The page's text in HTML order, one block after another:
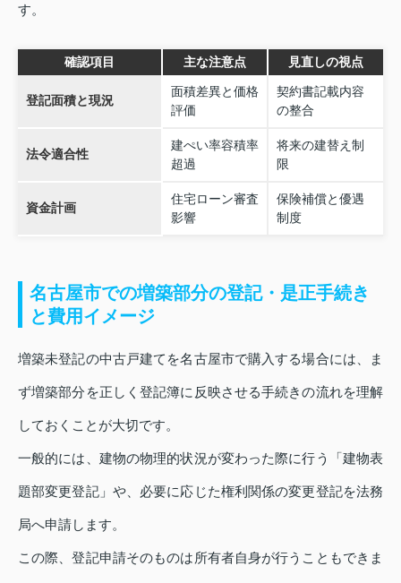
す。
確認項目 主な注意点 見直しの視点
登記面積と現況
面積差異と価格
評価
契約書記載内容
の整合
法令適合性
建ぺい率容積率
超過
将来の建替え制
限
資金計画
住宅ローン審査
影響
保険補償と優遇
制度
名古屋市での増築部分の登記・是正手続き
と費用イメージ
増築未登記の中古戸建てを名古屋市で購入する場合には、ま
ず増築部分を正しく登記簿に反映させる手続きの流れを理解
しておくことが大切です。
一般的には、建物の物理的状況が変わった際に行う「建物表
題部変更登記」や、必要に応じた権利関係の変更登記を法務
局へ申請します。
この際、登記申請そのものは所有者自身が行うこともできま